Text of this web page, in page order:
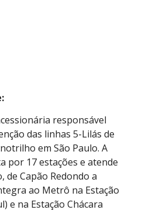
responsável
das linhas 5-Lilás de
em São Paulo. A
por 17 estações e atende
de Capão Redondo a
ao Metrô na Estação
e na Estação Chácara